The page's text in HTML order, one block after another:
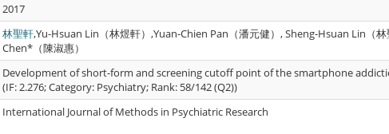
2017
林聖軒,Yu-Hsuan Lin（林煜軒）,Yuan-Chien Pan（潘元健）, Sheng-Hsuan Lin（
Chen*（陳淑惠）
Development of short-form and screening cutoff point of the smartphone
(IF: 2.276; Category: Psychiatry; Rank: 58/142 (Q2))
International Journal of Methods in Psychiatric Research